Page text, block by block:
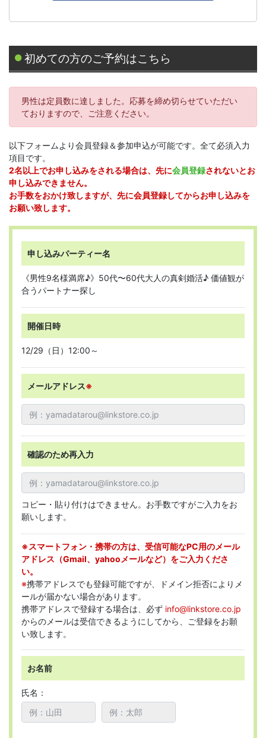
初めての方のご予約はこちら
男性は定員数に達しました。応募を締め切らせていただい
ておりますので、ご注意ください。
以下フォームより会員登録＆参加申込が可能です。全て必須入力
項目です。
2名以上でお申し込みをされる場合は、先に会員登録されないとお
申し込みできません。
お手数をおかけ致しますが、先に会員登録してからお申し込みを
お願い致します。
申し込みパーティー名
《男性9名様満席♪》50代〜60代大人の真剣婚活♪ 価値観が
合うパートナー探し
開催日時
12/29（日）12:00～
メールアドレス※
確認のため再入力
コピー・貼り付けはできません。お手数ですがご入力をお
願いします。
※スマートフォン・携帯の方は、受信可能なPC用のメール
アドレス（Gmail、yahooメールなど）をご入力くださ
い。
※携帯アドレスでも登録可能ですが、ドメイン拒否によりメ
ールが届かない場合があります。
携帯アドレスで登録する場合は、必ず info@linkstore.co.jp
からのメールは受信できるようにしてから、ご登録をお願
い致します。
お名前
氏名：